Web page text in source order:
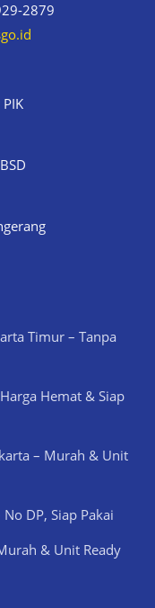
2879
Timur – Tanpa
Hemat & Siap
– Murah & Unit
DP, Siap Pakai
& Unit Ready